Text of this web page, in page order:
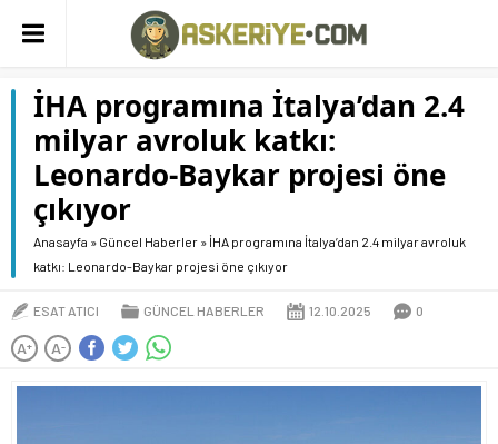
İHA programına İtalya’dan 2.4
milyar avroluk katkı:
Leonardo-Baykar projesi öne
çıkıyor
Anasayfa » Güncel Haberler » İHA programına İtalya’dan 2.4 milyar avroluk
katkı: Leonardo-Baykar projesi öne çıkıyor
ESAT ATICI GÜNCEL HABERLER 12.10.2025 0
A+ A-